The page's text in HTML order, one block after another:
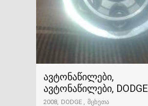
ავტონაწილები,
ავტონაწილები, DODGE
2008 DODGE მცხეთა